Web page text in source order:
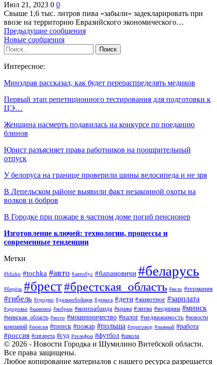
Июл 21, 2023 0 0
Свыше 1,6 тыс. литров пива «забыли» задекларировать при
ввозе на территорию Евразийского экономического…
Предыдущие сообщения
Новые сообщения
Интересное:
Минздрав рассказал, как будет перераспределять медиков
Первый этап репетиционного тестирования для подготовки к
ЦЭ…
Женщина насмерть подавилась на конкурсе по поеданию
блинов
Юрист разъясняет права работников на поощрительный
отпуск
У белоруса на границе проверили шины велосипеда и не зря
В Лепельском районе выявили факт незаконной охоты на
волков и бобров
В Городке при пожаре в частном доме погиб пенсионер
Изготовление ключей: технологии, процессы и
современные тенденции
Метки
#blizko #tochka #авто #автобус #барановичи #беларусь
#берёза #брест#брестская_область #вело #германия
#гибель #гродно #дальнобойщик #деньга #дети #животное #зарплата
#здоровье #каменец #кобрин #контрабанда #кража #литва #медицина #минск
#минская_область #мото #мошенничество #налог #недвижимость #новости
компаний #пенсия #пинск #пожар #польша #приговор #пьяный #работа
#россия #сигарета #суд #телефон #футбол #школа
© 2026 - Новости Городка и Шумилино Витебской области.
Все права защищены.
Любое копирование материалов с нашего ресурса разрешается